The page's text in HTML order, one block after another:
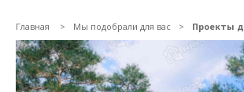
Главная Мы подобрали для вас Проекты